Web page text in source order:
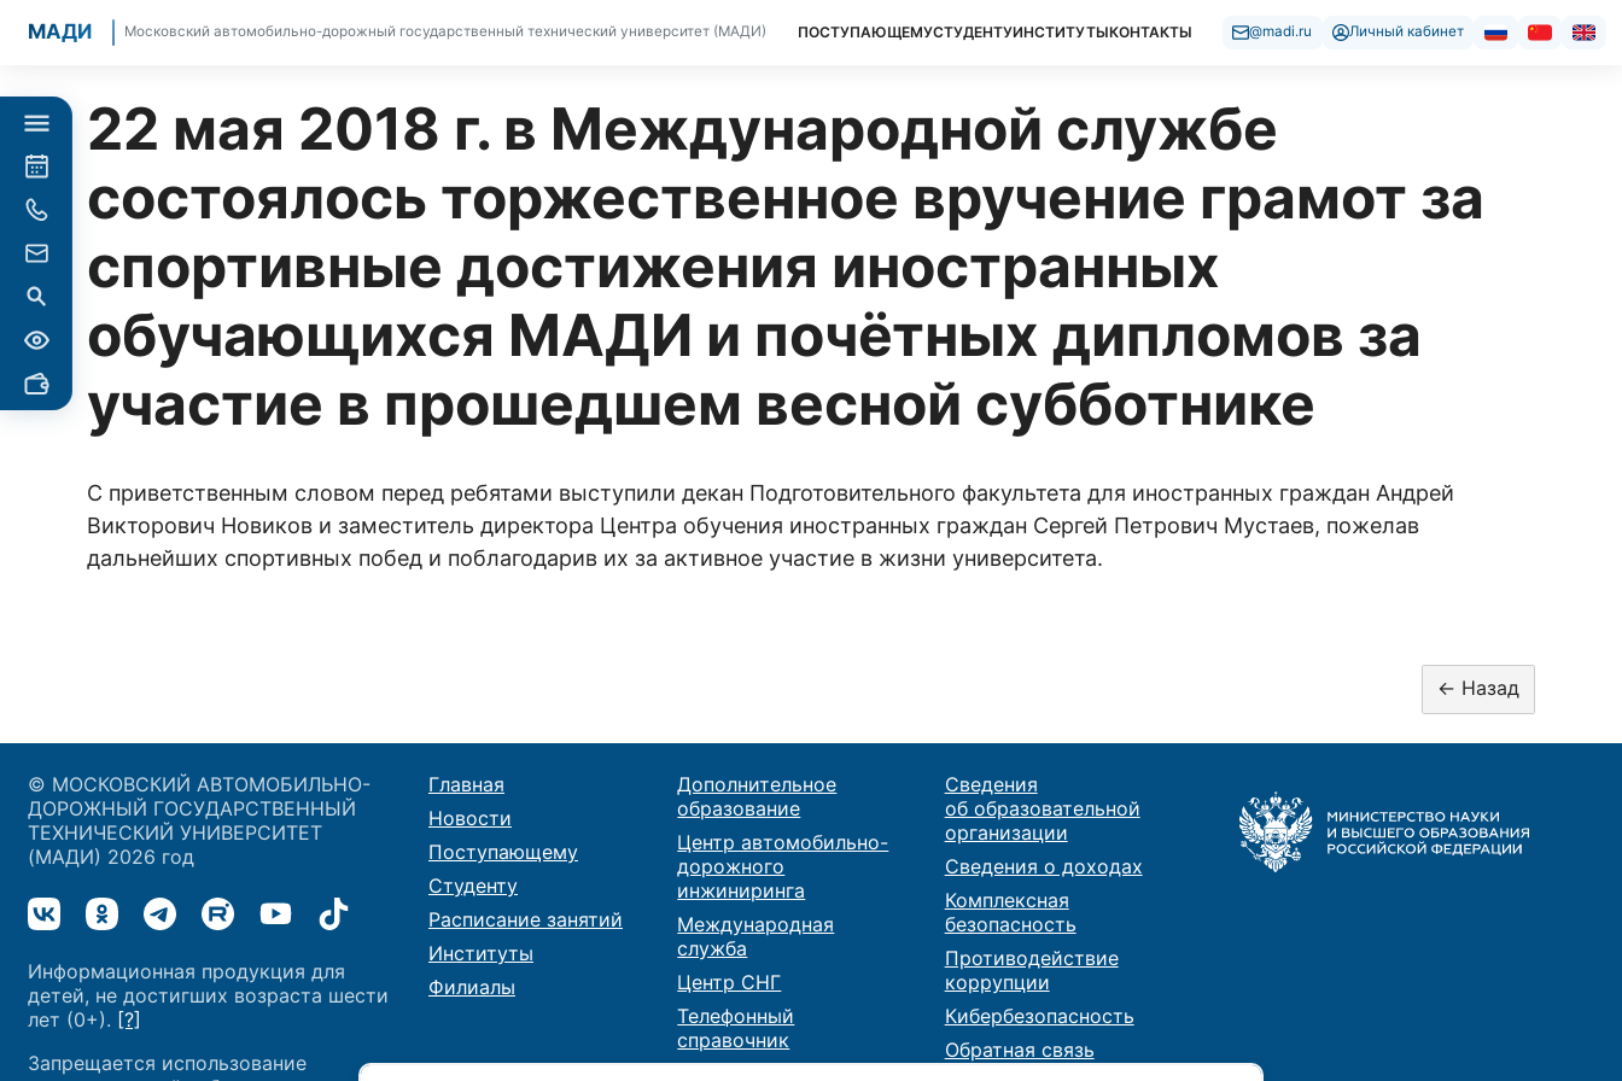
МАДИ Московский автомобильно-дорожный государственный технический университет (МАДИ) ПОСТУПАЮЩЕМУСТУДЕНТУИНСТИТУТЫКОНТАКТЫ @madi.ru Личный кабинет
22 мая 2018 г. в Международной службе
состоялось торжественное вручение грамот за
спортивные достижения иностранных
обучающихся МАДИ и почётных дипломов за
участие в прошедшем весной субботнике
С приветственным словом перед ребятами выступили декан Подготовительного факультета для иностранных граждан Андрей
Викторович Новиков и заместитель директора Центра обучения иностранных граждан Сергей Петрович Мустаев, пожелав
дальнейших спортивных побед и поблагодарив их за активное участие в жизни университета.
© МОСКОВСКИЙ АВТОМОБИЛЬНО-
ДОРОЖНЫЙ ГОСУДАРСТВЕННЫЙ
ТЕХНИЧЕСКИЙ УНИВЕРСИТЕТ
(МАДИ) 2026 год
Информационная продукция для
детей, не достигших возраста шести
лет (0+). [?]
Запрещается использование
Главная
Новости
Поступающему
Студенту
Расписание занятий
Институты
Филиалы
Дополнительное
образование
Центр автомобильно-
дорожного
инжиниринга
Международная
служба
Центр СНГ
Телефонный
справочник
Сведения
об образовательной
организации
Сведения о доходах
Комплексная
безопасность
Противодействие
коррупции
Кибербезопасность
Обратная связь